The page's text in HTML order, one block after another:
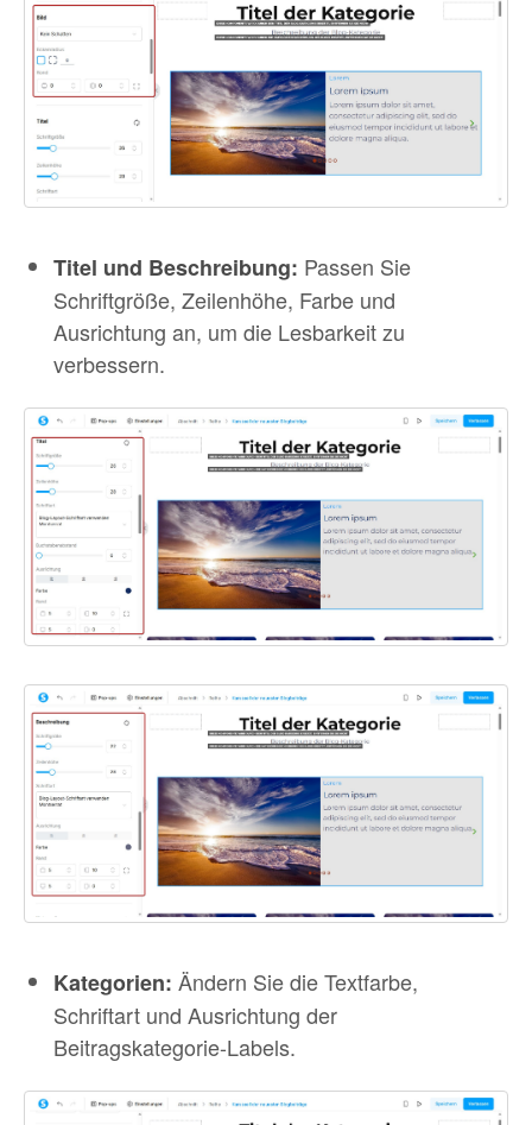
Titel und Beschreibung: Passen Sie
Schriftgröße, Zeilenhöhe, Farbe und
Ausrichtung an, um die Lesbarkeit zu
verbessern.
Kategorien: Ändern Sie die Textfarbe,
Schriftart und Ausrichtung der
Beitragskategorie-Labels.